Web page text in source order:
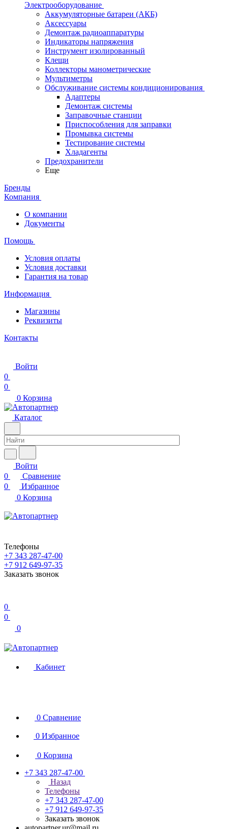
Электрооборудование
Аккумуляторные батареи (АКБ)
Аксессуары
Демонтаж радиоаппаратуры
Индикаторы напряжения
Инструмент изолированный
Клещи
Коллекторы манометрические
Мультиметры
Обслуживание системы кондиционирования
Адаптеры
Демонтаж системы
Заправочные станции
Приспособления для заправки
Промывка системы
Тестирование системы
Хладагенты
Предохранители
Еще
Бренды
Компания
О компании
Документы
Помощь
Условия оплаты
Условия доставки
Гарантия на товар
Информация
Магазины
Реквизиты
Контакты
Войти
0
0
0 Корзина
Каталог
Войти
0
Сравнение
0
Избранное
0 Корзина
Телефоны
+7 343 287-47-00
+7 912 649-97-35
Заказать звонок
0
0
0
Кабинет
0 Сравнение
0 Избранное
0 Корзина
+7 343 287-47-00
Назад
Телефоны
+7 343 287-47-00
+7 912 649-97-35
Заказать звонок